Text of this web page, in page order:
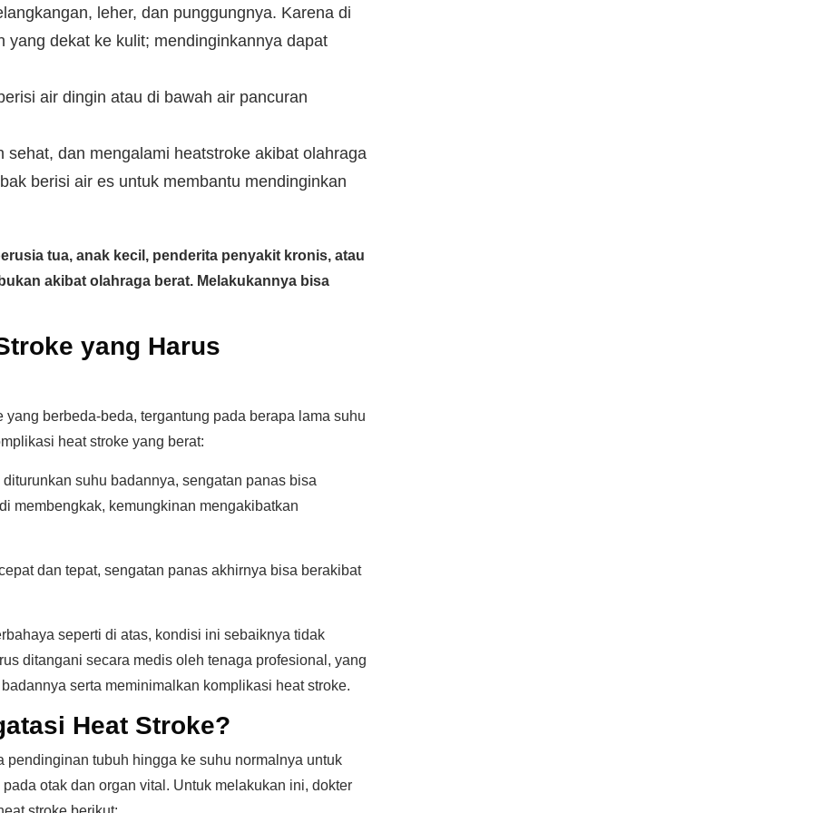
leher, dan punggungnya. Karena di
yang dekat ke kulit; mendinginkannya dapat
air dingin atau di bawah air pancuran
dan mengalami heatstroke akibat olahraga
berisi air es untuk membantu mendinginkan
tua, anak kecil, penderita penyakit kronis, atau
akibat olahraga berat. Melakukannya bisa
yang Harus
berbeda-beda, tergantung pada berapa lama suhu
heat stroke yang berat:
suhu badannya, sengatan panas bisa
membengkak, kemungkinan mengakibatkan
dan tepat, sengatan panas akhirnya bisa berakibat
seperti di atas, kondisi ini sebaiknya tidak
ditangani secara medis oleh tenaga profesional, yang
serta meminimalkan komplikasi heat stroke.
Heat Stroke?
pendinginan tubuh hingga ke suhu normalnya untuk
otak dan organ vital. Untuk melakukan ini, dokter